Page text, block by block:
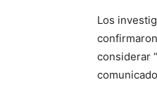
Los
considerar